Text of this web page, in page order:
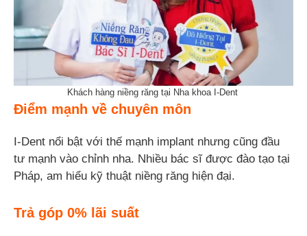
Khách hàng niềng răng tại Nha khoa I-Dent
Điểm mạnh về chuyên môn
I-Dent nổi bật với thế mạnh implant nhưng cũng đầu
tư mạnh vào chỉnh nha. Nhiều bác sĩ được đào tạo tại
Pháp, am hiểu kỹ thuật niềng răng hiện đại.
Trả góp 0% lãi suất